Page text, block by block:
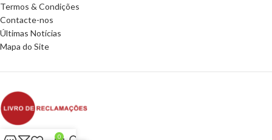
Termos & Condições
Contacte-nos
Últimas Notícias
Mapa do Site
0